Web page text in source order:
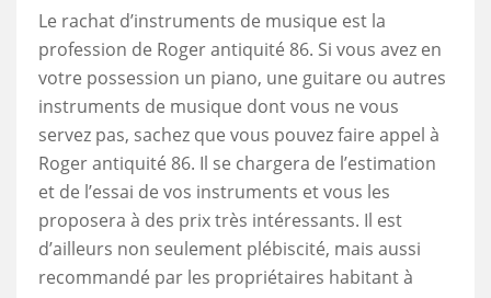
Le rachat d’instruments de musique est la
profession de Roger antiquité 86. Si vous avez en
votre possession un piano, une guitare ou autres
instruments de musique dont vous ne vous
servez pas, sachez que vous pouvez faire appel à
Roger antiquité 86. Il se chargera de l’estimation
et de l’essai de vos instruments et vous les
proposera à des prix très intéressants. Il est
d’ailleurs non seulement plébiscité, mais aussi
recommandé par les propriétaires habitant à